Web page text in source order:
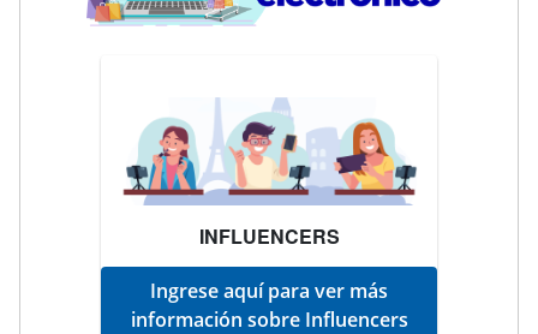
INFLUENCERS
Ingrese aquí para ver más
información sobre Influencers